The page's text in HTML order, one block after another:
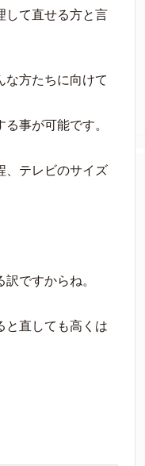
して直せる方と言
な方たちに向けて
事が可能です。
、テレビのサイズ
ですからね。
と直しても高くは